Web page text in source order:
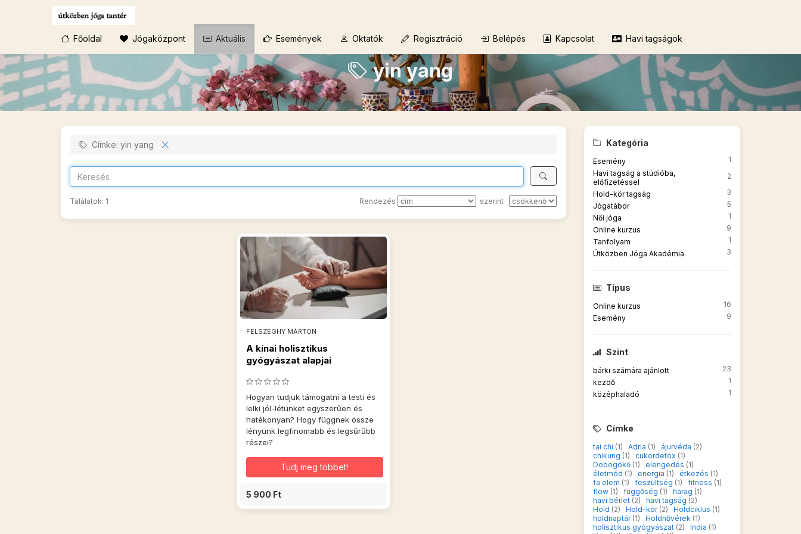
Főoldal Jógaközpont Aktuális Események Oktatók Regisztráció Belépés Kapcsolat Havi tagságok
yin yang
Kategória
Esemény
1
Havi tagság a stúdióba,
előfizetéssel
2
Hold-kör tagság
3
Jógatábor
5
Női jóga
1
Online kurzus
9
Tanfolyam
1
Útközben Jóga Akadémia
3
Típus
Online kurzus
16
Esemény
9
Szint
bárki számára ajánlott
23
kezdő
1
középhaladó
1
Címke
tai chi (1) Adria (1) ájurvéda (2)
chikung (1) cukordetox (1)
Dobogókő (1) elengedés (1)
életmód (1) energia (1) étkezés (1)
fa elem (1) feszültség (1) fitness (1)
flow (1) függőség (1) harag (1)
havi bérlet (2) havi tagság (2)
Hold (2) Hold-kör (2) Holdciklus (1)
holdnaptár (1) Holdnővérek (1)
holisztikus gyógyászat (2) India (1)
Címke: yin yang
Találatok: 1 Rendezés szerint
FELSZEGHY MÁRTON
A kínai holisztikus
gyógyászat alapjai
Hogyan tudjuk támogatni a testi és
lelki jól-létünket egyszerűen és
hatékonyan? Hogy függnek össze
lényünk legfinomabb és legsűrűbb
részei?
Tudj meg többet!
5 900 Ft